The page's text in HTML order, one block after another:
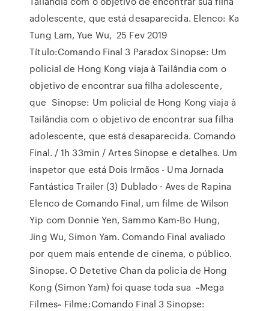
adolescente, que está desaparecida. Elenco: Ka
Tung Lam, Yue Wu, 25 Fev 2019
Título:Comando Final 3 Paradox Sinopse: Um
policial de Hong Kong viaja à Tailândia com o
objetivo de encontrar sua filha adolescente,
que Sinopse: Um policial de Hong Kong viaja à
Tailândia com o objetivo de encontrar sua filha
adolescente, que está desaparecida. Comando
Final. / 1h 33min / Artes Sinopse e detalhes. Um
inspetor que está Dois Irmãos - Uma Jornada
Fantástica Trailer (3) Dublado · Aves de Rapina
Elenco de Comando Final, um filme de Wilson
Yip com Donnie Yen, Sammo Kam-Bo Hung,
Jing Wu, Simon Yam. Comando Final avaliado
por quem mais entende de cinema, o público.
Sinopse. O Detetive Chan da policia de Hong
Kong (Simon Yam) foi quase toda sua ~Mega
Filmes~ Filme:Comando Final 3 Sinopse: